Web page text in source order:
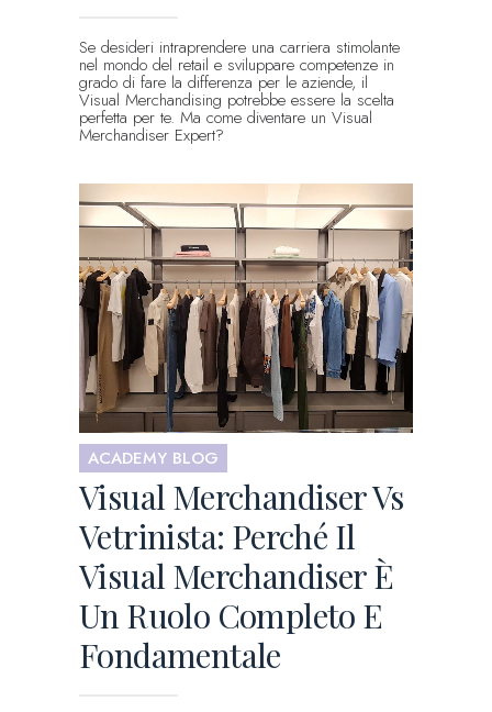
Se desideri intraprendere una carriera stimolante
nel mondo del retail e sviluppare competenze in
grado di fare la differenza per le aziende, il
Visual Merchandising potrebbe essere la scelta
perfetta per te. Ma come diventare un Visual
Merchandiser Expert?
ACADEMY BLOG
Visual Merchandiser Vs
Vetrinista: Perché Il
Visual Merchandiser È
Un Ruolo Completo E
Fondamentale